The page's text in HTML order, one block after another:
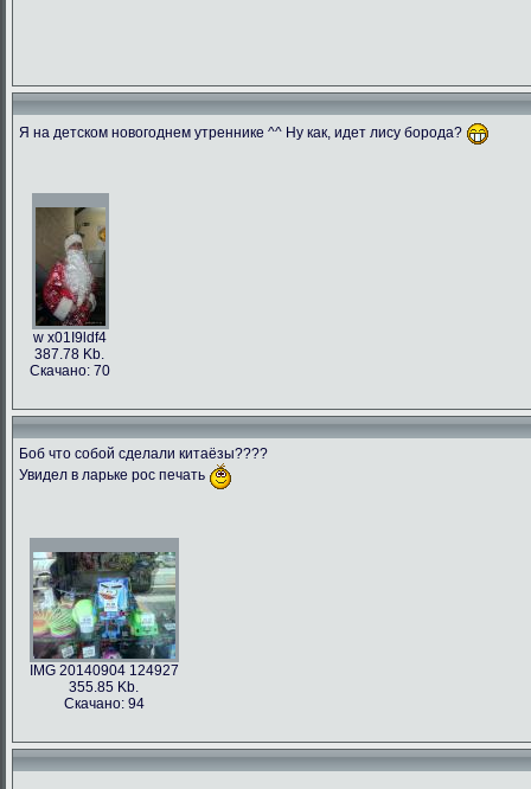
Я на детском новогоднем утреннике ^^ Ну как, идет лису борода?
w x01I9ldf4
387.78 Kb.
Скачано: 70
Боб что собой сделали китаёзы????
Увидел в ларьке рос печать
IMG 20140904 124927
355.85 Kb.
Скачано: 94